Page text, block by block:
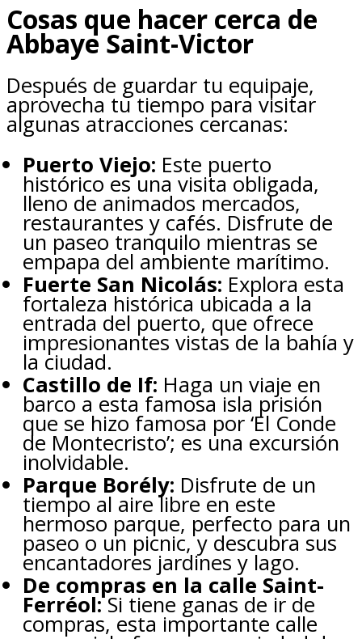
Cosas que hacer cerca de
Abbaye Saint-Victor
Después de guardar tu equipaje,
aprovecha tu tiempo para visitar
algunas atracciones cercanas:
Puerto Viejo: Este puerto
histórico es una visita obligada,
lleno de animados mercados,
restaurantes y cafés. Disfrute de
un paseo tranquilo mientras se
empapa del ambiente marítimo.
Fuerte San Nicolás: Explora esta
fortaleza histórica ubicada a la
entrada del puerto, que ofrece
impresionantes vistas de la bahía y
la ciudad.
Castillo de If: Haga un viaje en
barco a esta famosa isla prisión
que se hizo famosa por ‘El Conde
de Montecristo’; es una excursión
inolvidable.
Parque Borély: Disfrute de un
tiempo al aire libre en este
hermoso parque, perfecto para un
paseo o un picnic, y descubra sus
encantadores jardines y lago.
De compras en la calle Saint-
Ferréol:Si tiene ganas de ir de
compras, esta importante calle